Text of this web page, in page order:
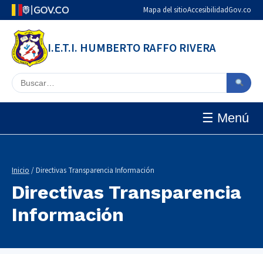
Mapa del sitioAccesibilidadGov.co
I.E.T.I. HUMBERTO RAFFO RIVERA
Buscar en el sitio
☰ Menú
Inicio / Directivas Transparencia Información
Directivas Transparencia
Información